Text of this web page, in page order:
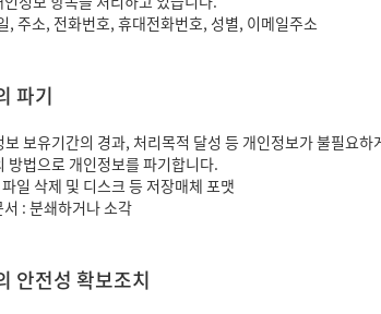
, 주소, 전화번호, 휴대전화번호, 성별, 이메일주소
파기
보유기간의 경과, 처리목적 달성 등 개인정보가 불필요
법으로 개인정보를 파기합니다.
일 삭제 및 디스크 등 저장매체 포맷
: 분쇄하거나 소각
안전성 확보조치